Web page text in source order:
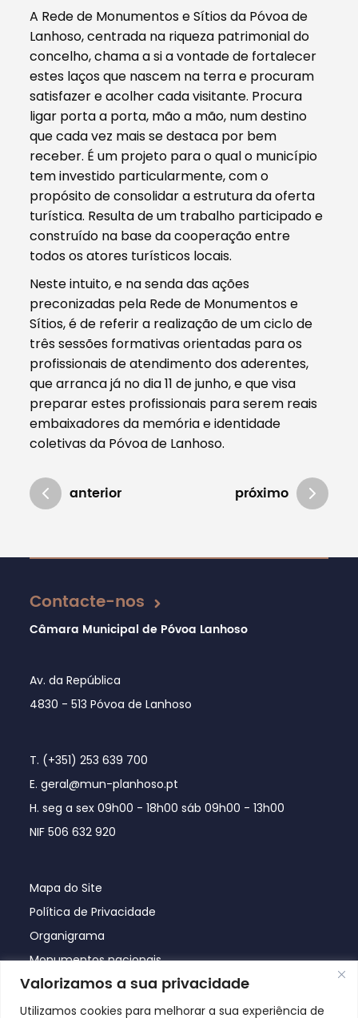
Valorizamos a sua privacidade
Utilizamos cookies para melhorar a sua experiência de
A Rede de Monumentos e Sítios da Póvoa de
Lanhoso, centrada na riqueza patrimonial do
concelho, chama a si a vontade de fortalecer
estes laços que nascem na terra e procuram
satisfazer e acolher cada visitante. Procura
ligar porta a porta, mão a mão, num destino
que cada vez mais se destaca por bem
receber. É um projeto para o qual o município
tem investido particularmente, com o
propósito de consolidar a estrutura da oferta
turística. Resulta de um trabalho participado e
construído na base da cooperação entre
todos os atores turísticos locais.
Neste intuito, e na senda das ações
preconizadas pela Rede de Monumentos e
Sítios, é de referir a realização de um ciclo de
três sessões formativas orientadas para os
profissionais de atendimento dos aderentes,
que arranca já no dia 11 de junho, e que visa
preparar estes profissionais para serem reais
embaixadores da memória e identidade
coletivas da Póvoa de Lanhoso.
anterior próximo
Atualizado em 22/05/2019
Contacte-nos
Câmara Municipal de Póvoa Lanhoso
Av. da República
4830 - 513 Póvoa de Lanhoso
T. (+351) 253 639 700
E. geral@mun-planhoso.pt
H. seg a sex 09h00 - 18h00 sáb 09h00 - 13h00
NIF 506 632 920
Mapa do Site
Política de Privacidade
Organigrama
Monumentos nacionais